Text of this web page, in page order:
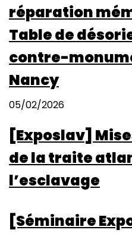
réparation
Table de
contre-
Nancy
05/02/2026
[Exposlav]
de la traite
l’esclavage
[Séminaire